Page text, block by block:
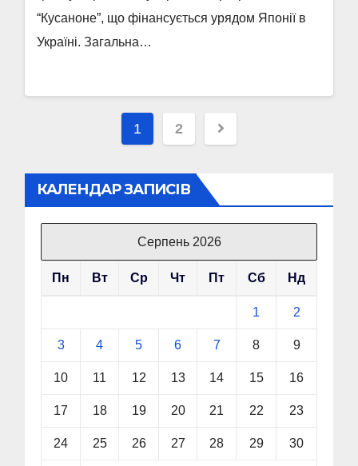
“Кусаноне”, що фінансується урядом Японії в
Україні. Загальна…
Пагінація
1 2
КАЛЕНДАР ЗАПИСІВ
Серпень 2026
Пн Вт Ср Чт Пт Сб Нд
1 2
3 4 5 6 7 8 9
10 11 12 13 14 15 16
17 18 19 20 21 22 23
24 25 26 27 28 29 30